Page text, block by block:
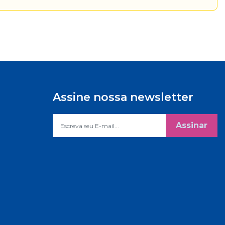
Assine nossa newsletter
Assinar